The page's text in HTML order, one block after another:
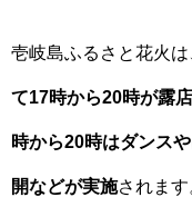
壱岐島ふるさと花火は
て17時から20時が露
時から20時はダンス
開などが実施されます